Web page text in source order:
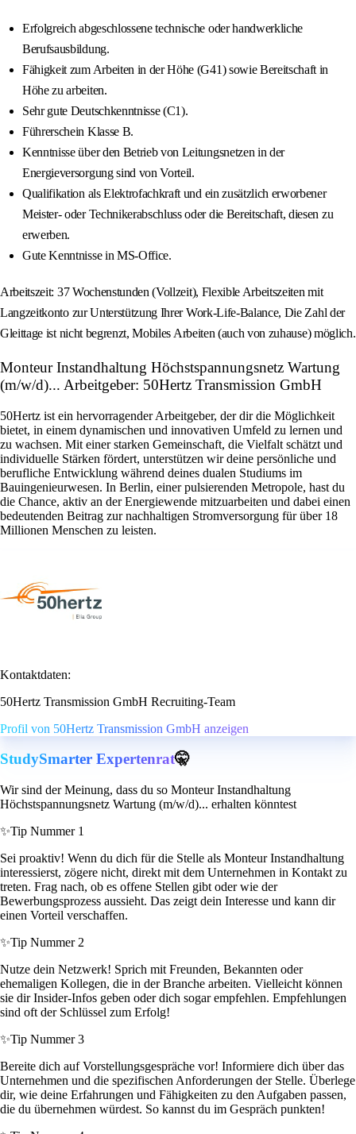
Erfolgreich abgeschlossene technische oder handwerkliche
Berufsausbildung.
Fähigkeit zum Arbeiten in der Höhe (G41) sowie Bereitschaft in
Höhe zu arbeiten.
Sehr gute Deutschkenntnisse (C1).
Führerschein Klasse B.
Kenntnisse über den Betrieb von Leitungsnetzen in der
Energieversorgung sind von Vorteil.
Qualifikation als Elektrofachkraft und ein zusätzlich erworbener
Meister- oder Technikerabschluss oder die Bereitschaft, diesen zu
erwerben.
Gute Kenntnisse in MS-Office.
Arbeitszeit: 37 Wochenstunden (Vollzeit), Flexible Arbeitszeiten mit
Langzeitkonto zur Unterstützung Ihrer Work-Life-Balance, Die Zahl der
Gleittage ist nicht begrenzt, Mobiles Arbeiten (auch von zuhause) möglich.
Monteur Instandhaltung Höchstspannungsnetz Wartung
(m/w/d)... Arbeitgeber: 50Hertz Transmission GmbH
50Hertz ist ein hervorragender Arbeitgeber, der dir die Möglichkeit
bietet, in einem dynamischen und innovativen Umfeld zu lernen und
zu wachsen. Mit einer starken Gemeinschaft, die Vielfalt schätzt und
individuelle Stärken fördert, unterstützen wir deine persönliche und
berufliche Entwicklung während deines dualen Studiums im
Bauingenieurwesen. In Berlin, einer pulsierenden Metropole, hast du
die Chance, aktiv an der Energiewende mitzuarbeiten und dabei einen
bedeutenden Beitrag zur nachhaltigen Stromversorgung für über 18
Millionen Menschen zu leisten.
Kontaktdaten:
50Hertz Transmission GmbH Recruiting-Team
Profil von 50Hertz Transmission GmbH anzeigen
StudySmarter Expertenrat🤫
Wir sind der Meinung, dass du so Monteur Instandhaltung
Höchstspannungsnetz Wartung (m/w/d)... erhalten könntest
✨Tip Nummer 1
Sei proaktiv! Wenn du dich für die Stelle als Monteur Instandhaltung
interessierst, zögere nicht, direkt mit dem Unternehmen in Kontakt zu
treten. Frag nach, ob es offene Stellen gibt oder wie der
Bewerbungsprozess aussieht. Das zeigt dein Interesse und kann dir
einen Vorteil verschaffen.
✨Tip Nummer 2
Nutze dein Netzwerk! Sprich mit Freunden, Bekannten oder
ehemaligen Kollegen, die in der Branche arbeiten. Vielleicht können
sie dir Insider-Infos geben oder dich sogar empfehlen. Empfehlungen
sind oft der Schlüssel zum Erfolg!
✨Tip Nummer 3
Bereite dich auf Vorstellungsgespräche vor! Informiere dich über das
Unternehmen und die spezifischen Anforderungen der Stelle. Überlege
dir, wie deine Erfahrungen und Fähigkeiten zu den Aufgaben passen,
die du übernehmen würdest. So kannst du im Gespräch punkten!